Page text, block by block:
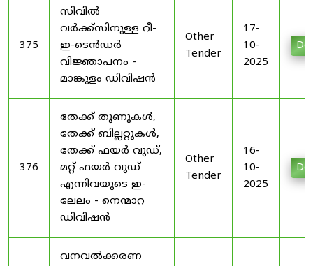
375
സിവിൽ
വർക്ക്സിനുള്ള റീ-
ഇ-ടെൻഡർ
വിജ്ഞാപനം -
മാങ്കുളം ഡിവിഷൻ
Other
Tender
17-
10-
2025
376
തേക്ക് തൂണുകൾ,
തേക്ക് ബില്ലറ്റുകൾ,
തേക്ക് ഫയർ വുഡ്,
മറ്റ് ഫയർ വുഡ്
എന്നിവയുടെ ഇ-
ലേലം - നെന്മാറ
ഡിവിഷൻ
Other
Tender
16-
10-
2025
വനവൽക്കരണ